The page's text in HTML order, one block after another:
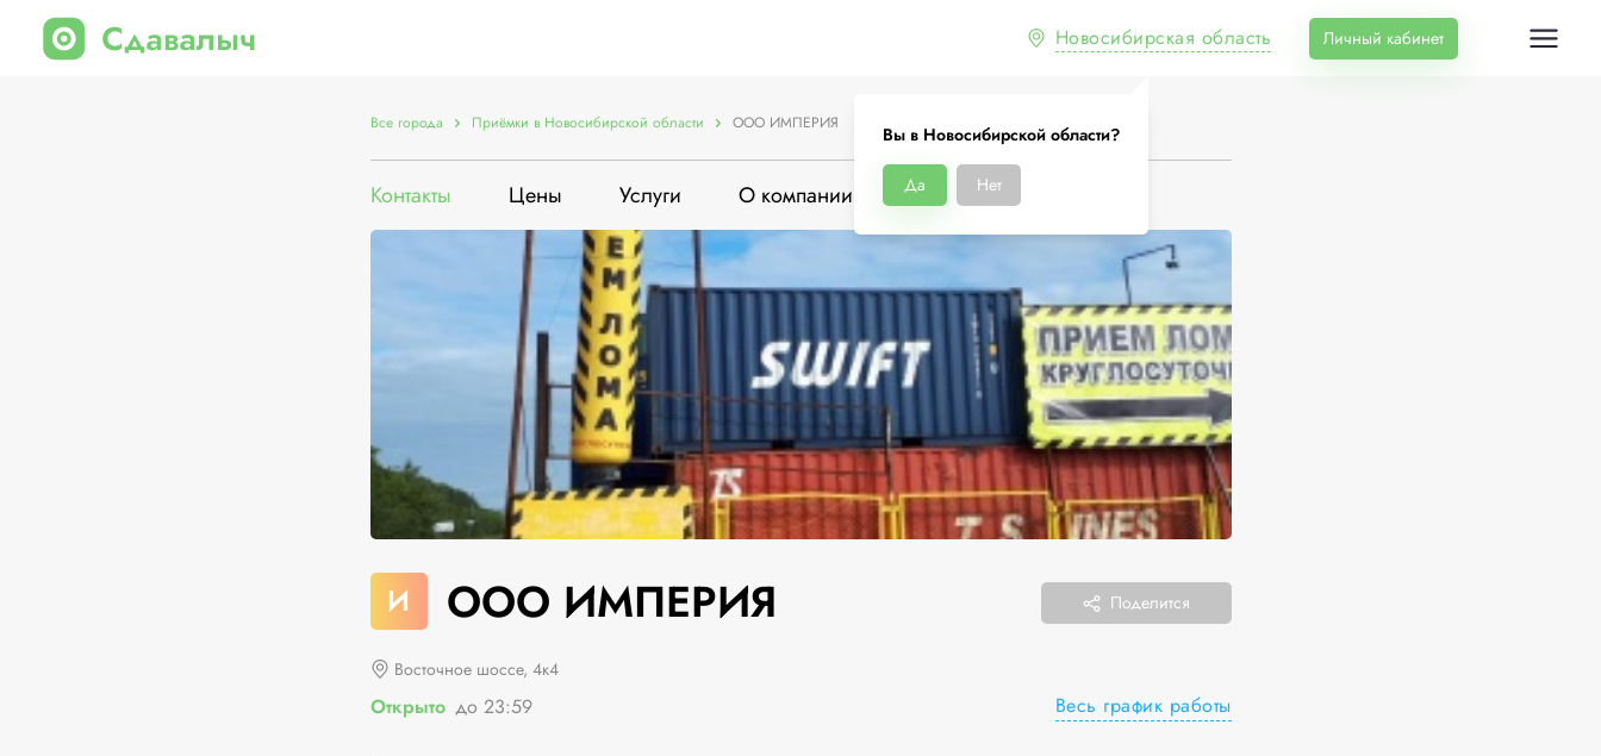
Новосибирская область
Вы в Новосибирской области?
Да Нет
Личный кабинет
Все города Приёмки в Новосибирской области ООО ИМПЕРИЯ
Контакты Цены Услуги О компании
И ООО ИМПЕРИЯ Поделится
Восточное шоссе, 4к4
Открыто до 23:59 Весь график работы